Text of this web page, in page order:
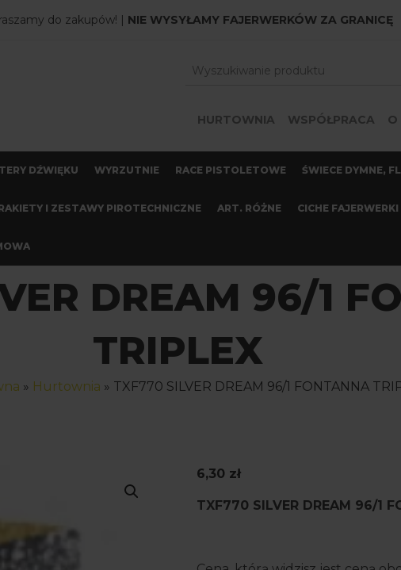
do zakupów! | NIE WYSYŁAMY FAJERWERKÓW ZA GRANICĘ
HURTOWNIA WSPÓŁPRACA O
DŹWIĘKU WYRZUTNIE RACE PISTOLETOWE ŚWIECE DYMNE,
I ZESTAWY PIROTECHNICZNE ART. RÓŻNE CICHE FAJERWERKI
DREAM 96/1
TRIPLEX
» Hurtownia » TXF770 SILVER DREAM 96/1 FONTANNA
6,30 zł
TXF770 SILVER DREAM 96/1